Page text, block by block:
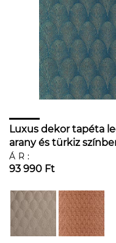
Luxus dekor tapéta
arany és türkiz
ÁR:
93 990 Ft